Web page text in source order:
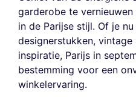
garderobe te
in de Parijse stijl. Of je
designerstukken,
inspiratie, Parijs in
bestemming voor een
winkelervaring.